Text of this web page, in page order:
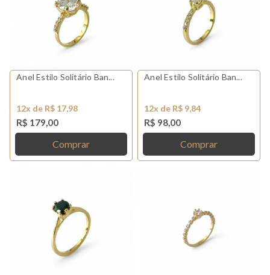
Anel Estilo Solitário Ban...
12x de R$ 17,98
R$ 179,00
Comprar
Anel Estilo Solitário Ban...
12x de R$ 9,84
R$ 98,00
Comprar